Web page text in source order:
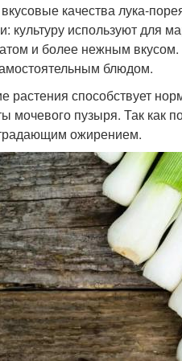
качества лука-
культуру используют для
и более нежным
блюдом.
растения способствует
мочевого пузыря. Так как
ожирением.